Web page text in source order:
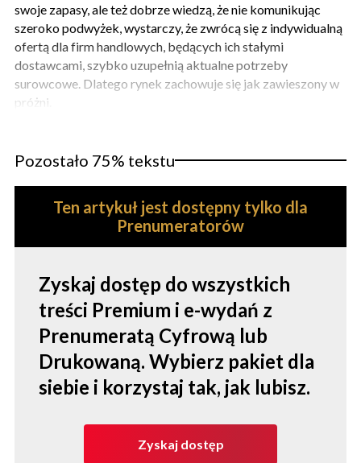
swoje zapasy, ale też dobrze wiedzą, że nie komunikując
szeroko podwyżek, wystarczy, że zwrócą się z indywidualną
ofertą dla firm handlowych, będących ich stałymi
dostawcami, szybko uzupełnią aktualne potrzeby
surowcowe. Dlatego rynek zachowuje się jak zawieszony w
próżni.
Pozostało 75% tekstu
Ten artykuł jest dostępny tylko dla
Prenumeratorów
Zyskaj dostęp do wszystkich
treści Premium i e-wydań z
Prenumeratą Cyfrową lub
Drukowaną. Wybierz pakiet dla
siebie i korzystaj tak, jak lubisz.
Zyskaj dostęp